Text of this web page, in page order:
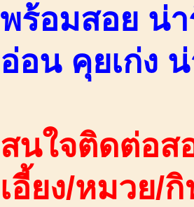
พร้อมสอย น่
อ่อน คุยเก่ง
สนใจติดต่อส
เอี้ยง/หมวย/